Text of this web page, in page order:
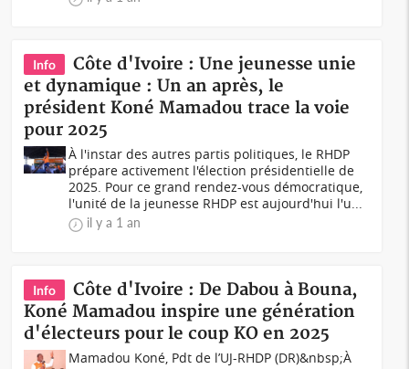
Info
Côte d'Ivoire : Une jeunesse unie
et dynamique : Un an après, le
président Koné Mamadou trace la voie
pour 2025
À l'instar des autres partis politiques, le RHDP
prépare activement l'élection présidentielle de
2025. Pour ce grand rendez-vous démocratique,
l'unité de la jeunesse RHDP est aujourd'hui l'u...
il y a 1 an
Info
Côte d'Ivoire : De Dabou à Bouna,
Koné Mamadou inspire une génération
d'électeurs pour le coup KO en 2025
Mamadou Koné, Pdt de l’UJ-RHDP (DR)&nbsp;À